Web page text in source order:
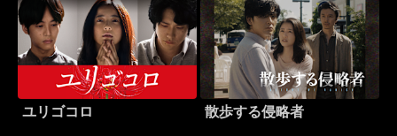
ユリゴコロ 散歩する侵略者